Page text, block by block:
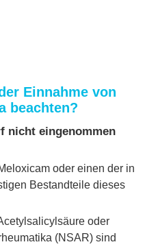
Einnahme von
beachten?
nicht eingenommen
oder einen der in
Bestandteile dieses
oder
(NSAR) sind